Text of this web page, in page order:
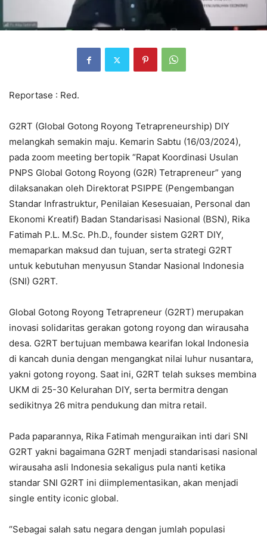
Reportase : Red.
G2RT (Global Gotong Royong Tetrapreneurship) DIY
melangkah semakin maju. Kemarin Sabtu (16/03/2024),
pada zoom meeting bertopik “Rapat Koordinasi Usulan
PNPS Global Gotong Royong (G2R) Tetrapreneur” yang
dilaksanakan oleh Direktorat PSIPPE (Pengembangan
Standar Infrastruktur, Penilaian Kesesuaian, Personal dan
Ekonomi Kreatif) Badan Standarisasi Nasional (BSN), Rika
Fatimah P.L. M.Sc. Ph.D., founder sistem G2RT DIY,
memaparkan maksud dan tujuan, serta strategi G2RT
untuk kebutuhan menyusun Standar Nasional Indonesia
(SNI) G2RT.
Global Gotong Royong Tetrapreneur (G2RT) merupakan
inovasi solidaritas gerakan gotong royong dan wirausaha
desa. G2RT bertujuan membawa kearifan lokal Indonesia
di kancah dunia dengan mengangkat nilai luhur nusantara,
yakni gotong royong. Saat ini, G2RT telah sukses membina
UKM di 25-30 Kelurahan DIY, serta bermitra dengan
sedikitnya 26 mitra pendukung dan mitra retail.
Pada paparannya, Rika Fatimah menguraikan inti dari SNI
G2RT yakni bagaimana G2RT menjadi standarisasi nasional
wirausaha asli Indonesia sekaligus pula nanti ketika
standar SNI G2RT ini diimplementasikan, akan menjadi
single entity iconic global.
“Sebagai salah satu negara dengan jumlah populasi